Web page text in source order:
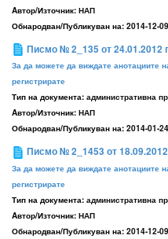
Aвтор/Източник: НАП
Обнародван/Публикуван на: 2014-12-09
Писмо № 2_135 от 24.01.2012
За да можете да виждате анотациите
регистрирате
Тип на документа: административна
Aвтор/Източник: НАП
Обнародван/Публикуван на: 2014-01-24
Писмо № 2_1453 от
За да можете да виждате анотациите
регистрирате
Тип на документа: административна
Aвтор/Източник: НАП
Обнародван/Публикуван на: 2014-12-09